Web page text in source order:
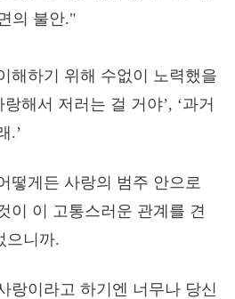
해하기 위해 수없이 노력했을
해서 저러는 걸 거야’, ‘과거
.’
떻게든 사랑의 범주 안으로
이 이 고통스러운 관계를 견
으니까.
랑이라고 하기엔 너무나 당신